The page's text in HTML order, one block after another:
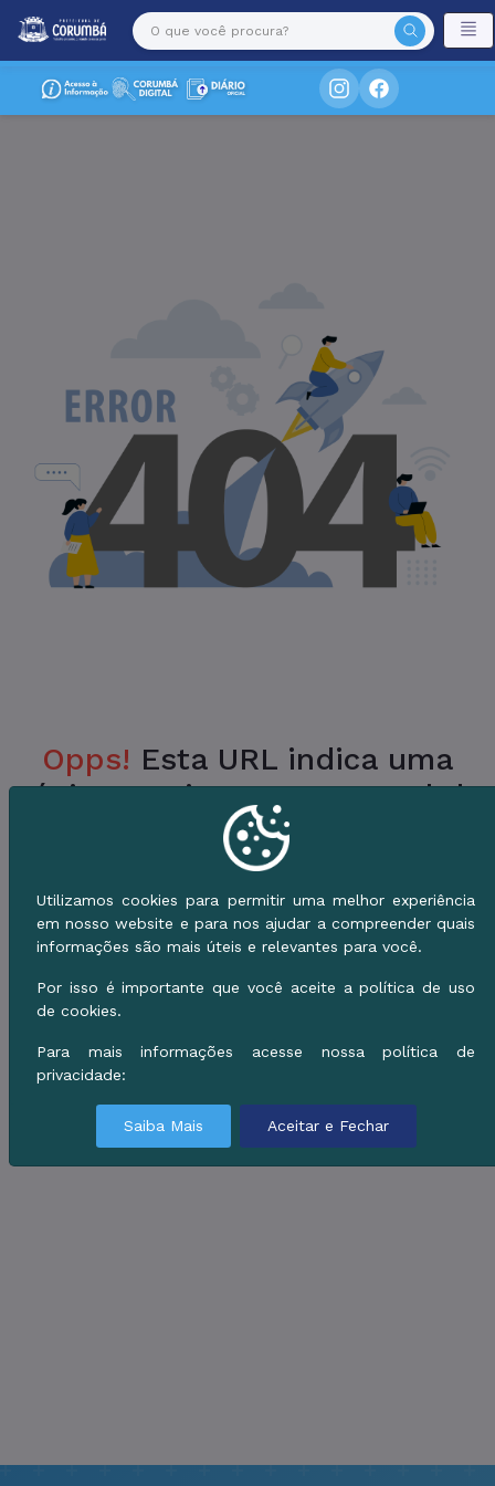
Opps! Esta URL indica uma
Página Inexistente no Portal da
Prefeitura.
Verifique a URL ou vá para o Início e use o
Menu de Serviços.
Utilizamos cookies para permitir uma melhor experiência
em nosso website e para nos ajudar a compreender quais
informações são mais úteis e relevantes para você.
Por isso é importante que você aceite a política de uso
de cookies.
Para mais informações acesse nossa política de
privacidade:
Saiba Mais Aceitar e Fechar